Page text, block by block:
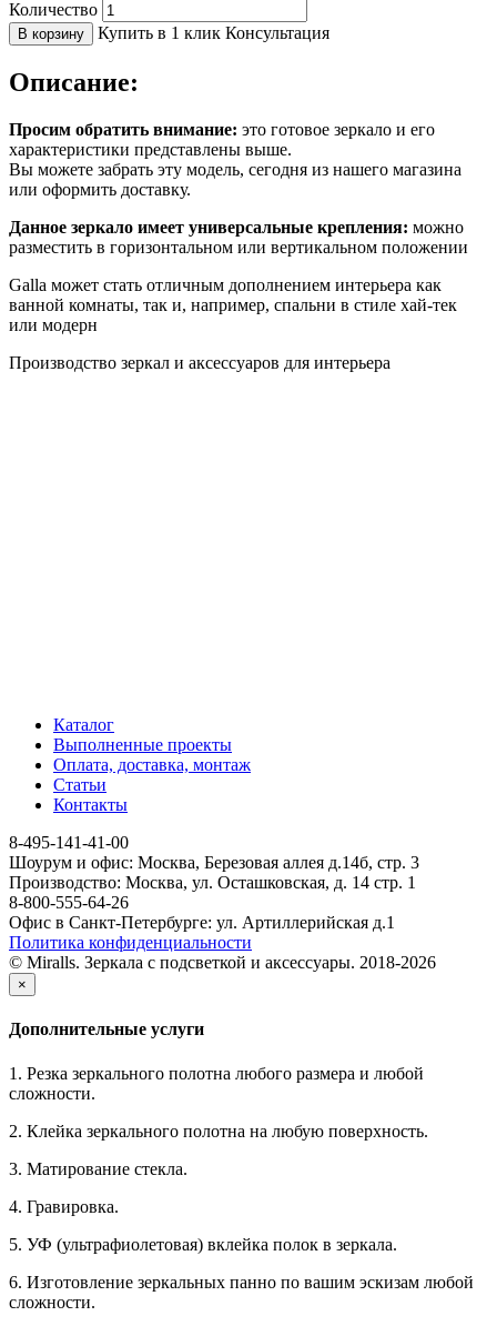
Количество
В корзину Купить в 1 клик Консультация
Описание:
Просим обратить внимание: это готовое зеркало и его
характеристики представлены выше.
Вы можете забрать эту модель, сегодня из нашего магазина
или оформить доставку.
Данное зеркало имеет универсальные крепления: можно
разместить в горизонтальном или вертикальном положении
Galla может стать отличным дополнением интерьера как
ванной комнаты, так и, например, спальни в стиле хай-тек
или модерн
Производство зеркал и аксессуаров для интерьера
Каталог
Выполненные проекты
Оплата, доставка, монтаж
Статьи
Контакты
8-495-141-41-00
Шоурум и офис: Москва, Березовая аллея д.14б, стр. 3
Производство: Москва, ул. Осташковская, д. 14 стр. 1
8-800-555-64-26
Офис в Санкт-Петербурге: ул. Артиллерийская д.1
Политика конфиденциальности
© Miralls. Зеркала с подсветкой и аксессуары. 2018-2026
×
Дополнительные услуги
1. Резка зеркального полотна любого размера и любой
сложности.
2. Клейка зеркального полотна на любую поверхность.
3. Матирование стекла.
4. Гравировка.
5. УФ (ультрафиолетовая) вклейка полок в зеркала.
6. Изготовление зеркальных панно по вашим эскизам любой
сложности.